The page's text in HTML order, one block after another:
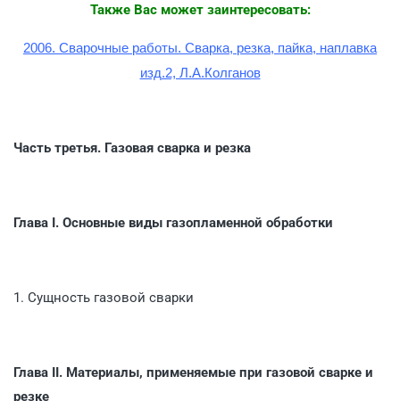
Также Вас может заинтересовать:
2006. Сварочные работы. Сварка, резка, пайка, наплавка
изд.2, Л.А.Колганов
Часть третья. Газовая сварка и резка
Глава I. Основные виды газопламенной обработки
1. Сущность газовой сварки
Глава II. Материалы, применяемые при газовой сварке и
резке